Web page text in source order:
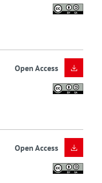
Open Access
Open Access